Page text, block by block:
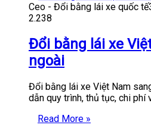
Ceo - Đổi bằng lái xe quốc tế
2.238
Đổi bằng lái xe
ngoài
Đổi bằng lái xe Việt Nam
dẫn quy trình, thủ tục, chi phí
Read More »